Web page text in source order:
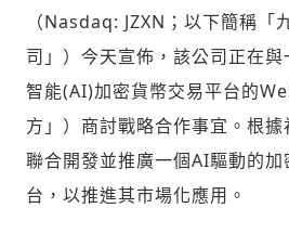
人文
（Nasdaq: JZXN；以下簡稱「
司」）今天宣佈，該公司正在
智能(AI)加密貨幣交易平台的
方」）商討戰略合作事宜。根
聯合開發並推廣一個AI驅動的
台，以推進其市場化應用。